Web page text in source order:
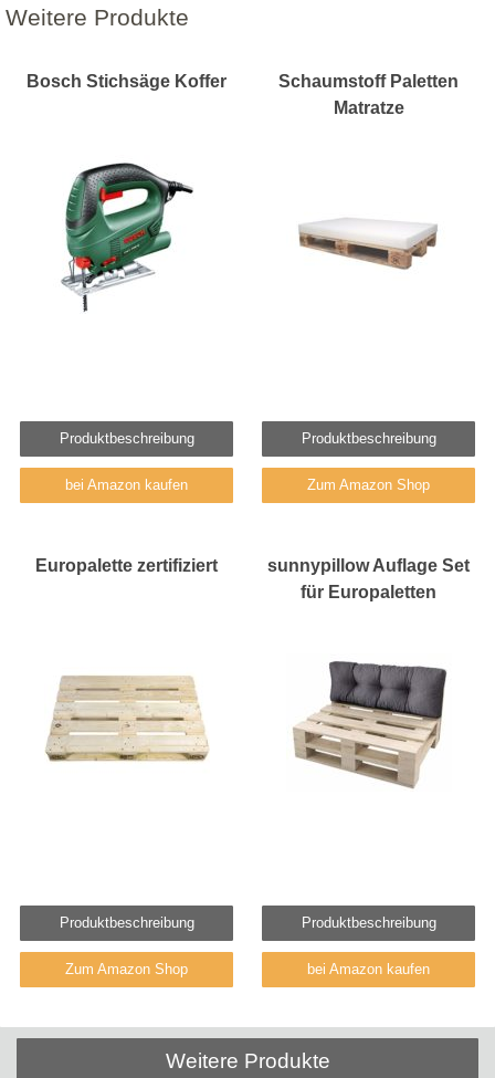
Weitere Produkte
Bosch Stichsäge Koffer
Produktbeschreibung
bei Amazon kaufen
Schaumstoff Paletten
Matratze
Produktbeschreibung
Zum Amazon Shop
Europalette zertifiziert
Produktbeschreibung
Zum Amazon Shop
sunnypillow Auflage Set
für Europaletten
Produktbeschreibung
bei Amazon kaufen
Weitere Produkte